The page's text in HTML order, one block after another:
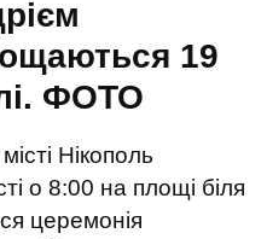
19
ФОТО
Нікополь
о 8:00 на площі біля
церемонія